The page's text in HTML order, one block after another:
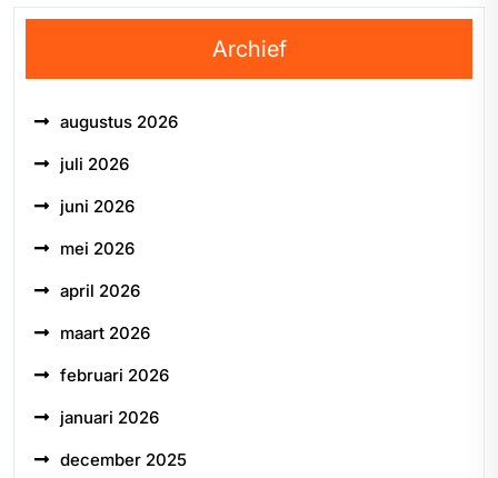
Archief
augustus 2026
juli 2026
juni 2026
mei 2026
april 2026
maart 2026
februari 2026
januari 2026
december 2025